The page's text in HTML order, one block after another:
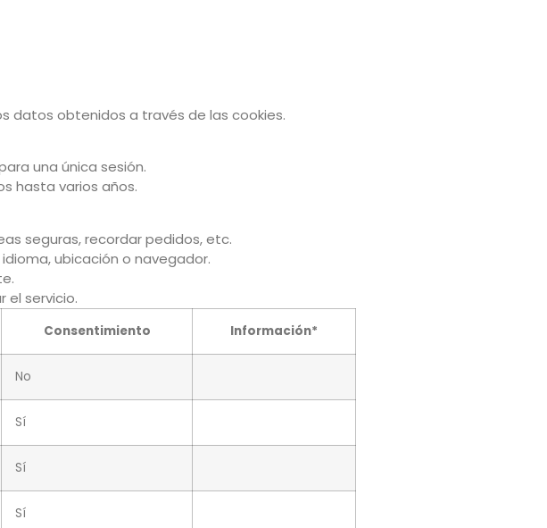
datos obtenidos a través de las cookies.
una única sesión.
hasta varios años.
seguras, recordar pedidos, etc.
ubicación o navegador.
el servicio.
Consentimiento Información*
No
Sí
Sí
Sí